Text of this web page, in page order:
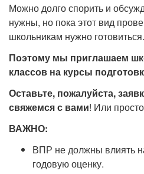
Можно долго спорить и
нужны, но пока этот вид
школьникам нужно готовиться.
Поэтому мы приглашаем
классов на курсы
Оставьте, пожалуйста,
свяжемся с вами! Или
ВАЖНО:
ВПР не должны влиять
годовую оценку.